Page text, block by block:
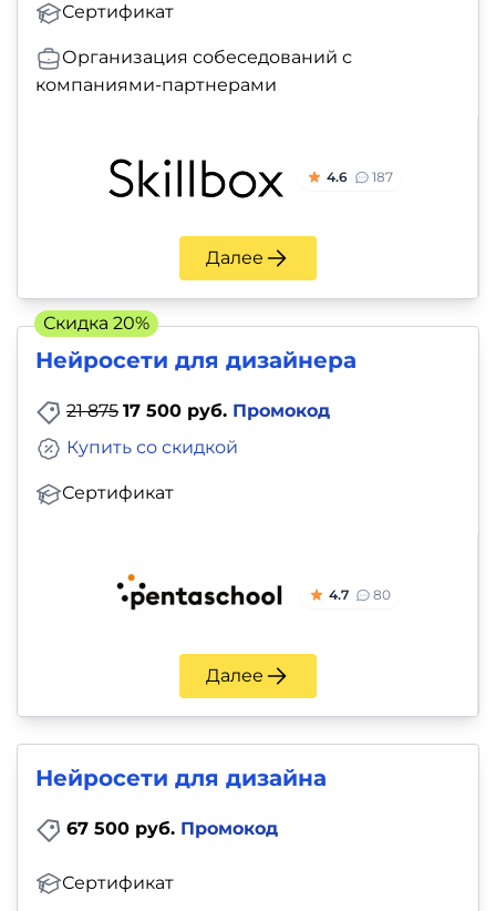
Сертификат
Организация собеседований с
компаниями-партнерами
4.6 187
Далее
Нейросети для дизайнера
21 875 17 500 руб. Промокод
Сертификат
Купить со скидкой
4.7 80
Далее
Скидка 20%
Нейросети для дизайна
67 500 руб. Промокод
Сертификат